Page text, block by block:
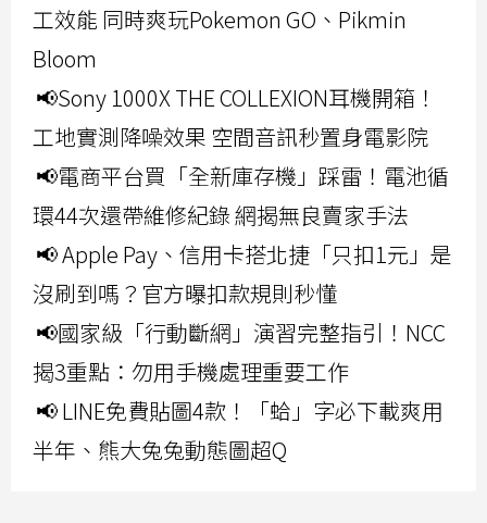
工效能 同時爽玩Pokemon GO、Pikmin
Bloom
📢Sony 1000X THE COLLEXION耳機開箱！
工地實測降噪效果 空間音訊秒置身電影院
📢電商平台買「全新庫存機」踩雷！電池循
環44次還帶維修紀錄 網揭無良賣家手法
📢 Apple Pay、信用卡搭北捷「只扣1元」是
沒刷到嗎？官方曝扣款規則秒懂
📢國家級「行動斷網」演習完整指引！NCC
揭3重點：勿用手機處理重要工作
📢 LINE免費貼圖4款！「蛤」字必下載爽用
半年、熊大兔兔動態圖超Q